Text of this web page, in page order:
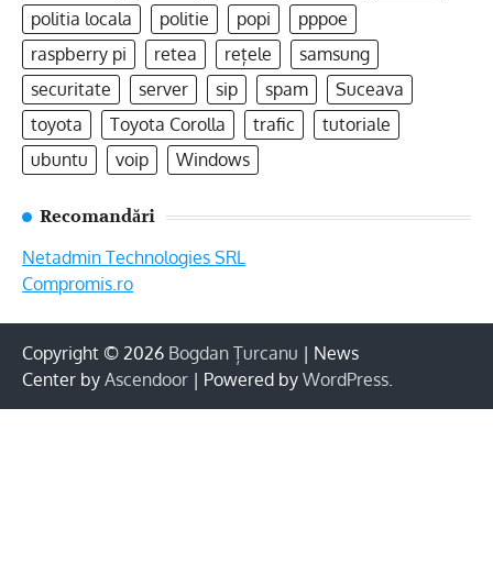
politia locala
politie popi
pppoe
raspberry pi
retea rețele
samsung
securitate
server sip spam
Suceava
toyota
Toyota Corolla trafic
tutoriale
ubuntu
voip Windows
Recomandări
Netadmin Technologies SRL
Compromis.ro
Copyright © 2026 Bogdan Țurcanu | News
Center by Ascendoor | Powered by WordPress.